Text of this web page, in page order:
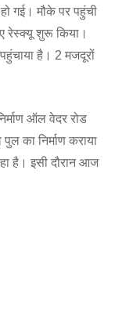
गई। मौके पर पहुंची
रेस्क्यू शुरू किया।
है। 2 मजदूरों
ऑल वेदर रोड
का निर्माण कराया
है। इसी दौरान आज